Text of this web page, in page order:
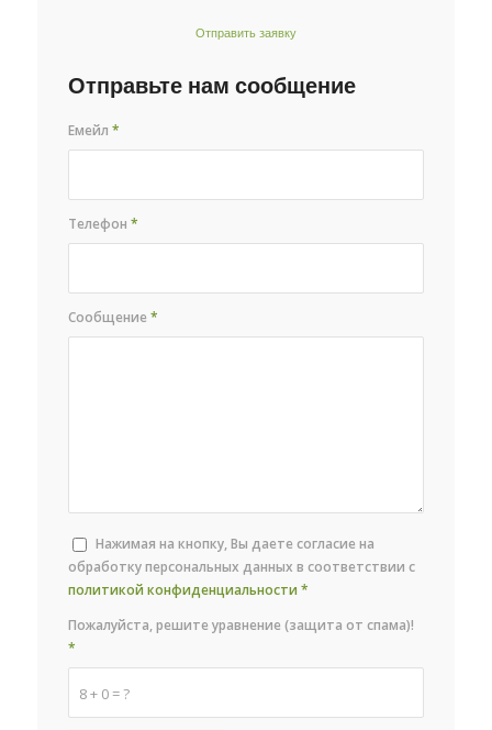
Отправить заявку
Отправьте нам сообщение
Емейл*
Телефон*
Сообщение*
Нажимая на кнопку, Вы даете согласие на
обработку персональных данных в соответствии с
политикой конфиденциальности *
8 + 0 = ?
Пожалуйста, решите уравнение (защита от спама)!
*